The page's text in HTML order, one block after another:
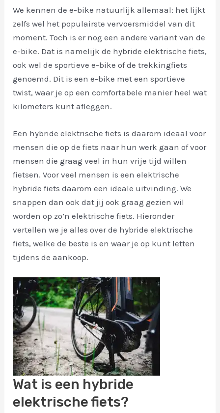
We kennen de e-bike natuurlijk allemaal: het lijkt
zelfs wel het populairste vervoersmiddel van dit
moment. Toch is er nog een andere variant van de
e-bike. Dat is namelijk de hybride elektrische fiets,
ook wel de sportieve e-bike of de trekkingfiets
genoemd. Dit is een e-bike met een sportieve
twist, waar je op een comfortabele manier heel wat
kilometers kunt afleggen.
Een hybride elektrische fiets is daarom ideaal voor
mensen die op de fiets naar hun werk gaan of voor
mensen die graag veel in hun vrije tijd willen
fietsen. Voor veel mensen is een elektrische
hybride fiets daarom een ideale uitvinding. We
snappen dan ook dat jij ook graag gezien wil
worden op zo’n elektrische fiets. Hieronder
vertellen we je alles over de hybride elektrische
fiets, welke de beste is en waar je op kunt letten
tijdens de aankoop.
Wat is een hybride
elektrische fiets?